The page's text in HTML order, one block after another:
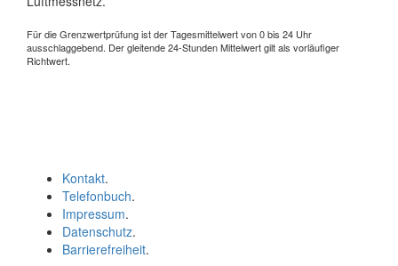
Für die Grenzwertprüfung ist der Tagesmittelwert von 0 bis 24 Uhr
ausschlaggebend. Der gleitende 24-Stunden Mittelwert gilt als vorläufiger
Richtwert.
Kontakt.
Telefonbuch.
Impressum.
Datenschutz.
Barrierefreiheit.